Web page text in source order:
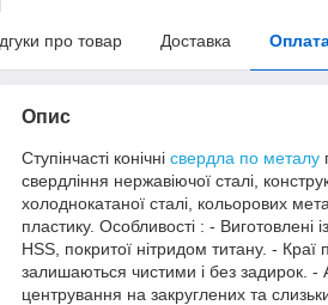
про товар Доставка
Опис
Ступінчасті конічні свердла по металу
свердління нержавіючої сталі,
холоднокатаної сталі, кольорових
пластику. Особливості : - Виготовлені
HSS, покритої нітридом титану. -
залишаються чистими і без задирок. -
центрування на закруглених та